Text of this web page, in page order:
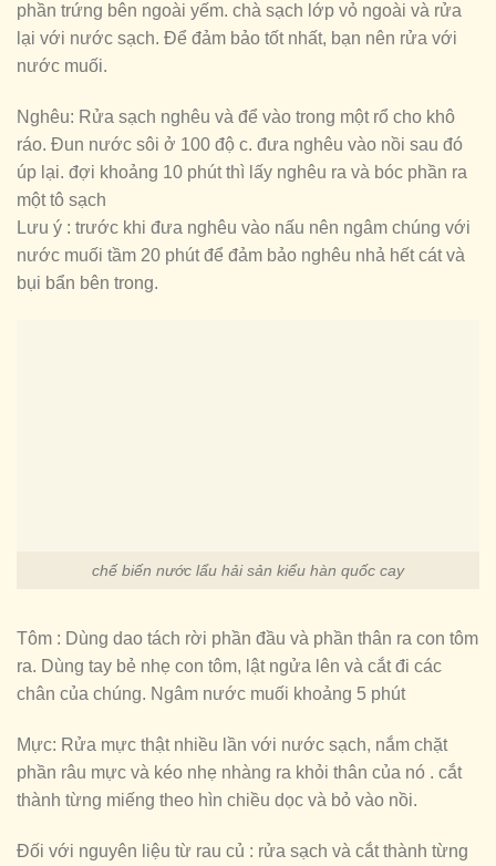
phần trứng bên ngoài yếm. chà sạch lớp vỏ ngoài và rửa
lại với nước sạch. Để đảm bảo tốt nhất, bạn nên rửa với
nước muối.
Nghêu: Rửa sạch nghêu và để vào trong một rổ cho khô
ráo. Đun nước sôi ở 100 độ c. đưa nghêu vào nồi sau đó
úp lại. đợi khoảng 10 phút thì lấy nghêu ra và bóc phần ra
một tô sạch
Lưu ý : trước khi đưa nghêu vào nấu nên ngâm chúng với
nước muối tầm 20 phút để đảm bảo nghêu nhả hết cát và
bụi bẩn bên trong.
chế biến nước lẩu hải sản kiểu hàn quốc cay
Tôm : Dùng dao tách rời phần đầu và phần thân ra con tôm
ra. Dùng tay bẻ nhẹ con tôm, lật ngửa lên và cắt đi các
chân của chúng. Ngâm nước muối khoảng 5 phút
Mực: Rửa mực thật nhiều lần với nước sạch, nắm chặt
phần râu mực và kéo nhẹ nhàng ra khỏi thân của nó . cắt
thành từng miếng theo hìn chiều dọc và bỏ vào nồi.
Đối với nguyên liệu từ rau củ : rửa sạch và cắt thành từng